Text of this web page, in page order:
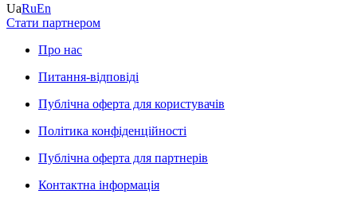
UaRuEn
Стати партнером
Про нас
Питання-відповіді
Публічна оферта для користувачів
Політика конфіденційності
Публічна оферта для партнерів
Контактна інформація